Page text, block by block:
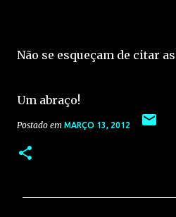
Não se esqueçam de citar
Um abraço!
Postado em MARÇO 13, 2012